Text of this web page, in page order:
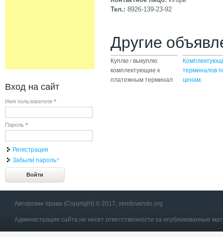
Тел.: 8926-139-23-92
Другие
Куплю / выкуплю
комплектующие к
платежным терминал
терминалов
ценам.
Вход на сайт
Имя пользователя *
Пароль *
Регистрация
Забыли пароль?
Авторские права (Copyright) © 2017, vendovendo.org
Администрация сайта не несет ответственности за опубликованные